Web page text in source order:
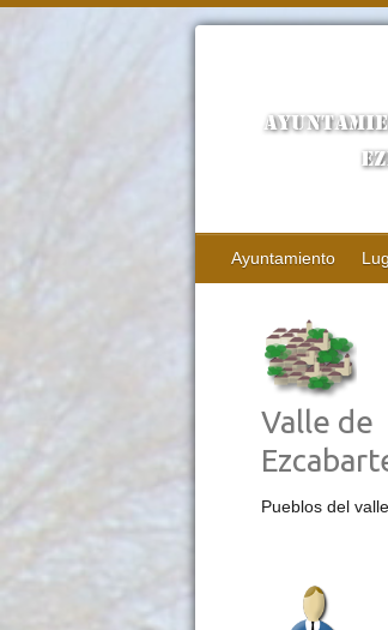
Ayuntamiento
Valle de
Pueblos del valle.